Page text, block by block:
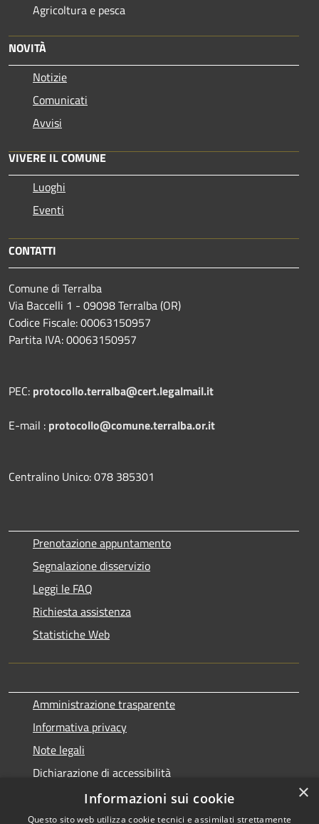
Agricoltura e pesca
NOVITÀ
Notizie
Comunicati
Avvisi
VIVERE IL COMUNE
Luoghi
Eventi
CONTATTI
Comune di Terralba
Via Baccelli 1 - 09098 Terralba (OR)
Codice Fiscale: 00063150957
Partita IVA: 00063150957
PEC: protocollo.terralba@cert.legalmail.it
E-mail : protocollo@comune.terralba.or.it
Centralino Unico: 078 385301
Prenotazione appuntamento
Segnalazione disservizio
Leggi le FAQ
Richiesta assistenza
Statistiche Web
Amministrazione trasparente
Informativa privacy
Note legali
Dichiarazione di accessibilità
×
Informazioni sui cookie
Questo sito web utilizza cookie tecnici e assimilati strettamente